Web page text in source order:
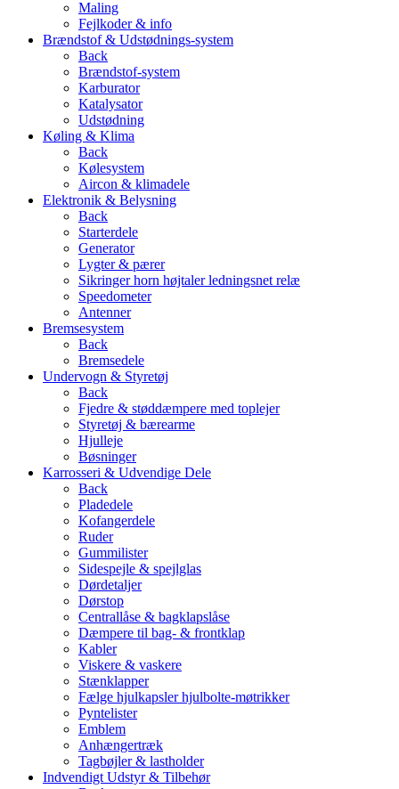
Maling
Fejlkoder & info
Brændstof & Udstødnings-system
Back
Brændstof-system
Karburator
Katalysator
Udstødning
Køling & Klima
Back
Kølesystem
Aircon & klimadele
Elektronik & Belysning
Back
Starterdele
Generator
Lygter & pærer
Sikringer horn højtaler ledningsnet relæ
Speedometer
Antenner
Bremsesystem
Back
Bremsedele
Undervogn & Styretøj
Back
Fjedre & støddæmpere med toplejer
Styretøj & bærearme
Hjulleje
Bøsninger
Karrosseri & Udvendige Dele
Back
Pladedele
Kofangerdele
Ruder
Gummilister
Sidespejle & spejlglas
Dørdetaljer
Dørstop
Centrallåse & bagklapslåse
Dæmpere til bag- & frontklap
Kabler
Viskere & vaskere
Stænklapper
Fælge hjulkapsler hjulbolte-møtrikker
Pyntelister
Emblem
Anhængertræk
Tagbøjler & lastholder
Indvendigt Udstyr & Tilbehør